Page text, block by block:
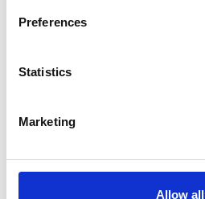
Preferences
Statistics
Marketing
Allow all
AGS Pro double 90 x 190
x 6,2 m hauteur travail